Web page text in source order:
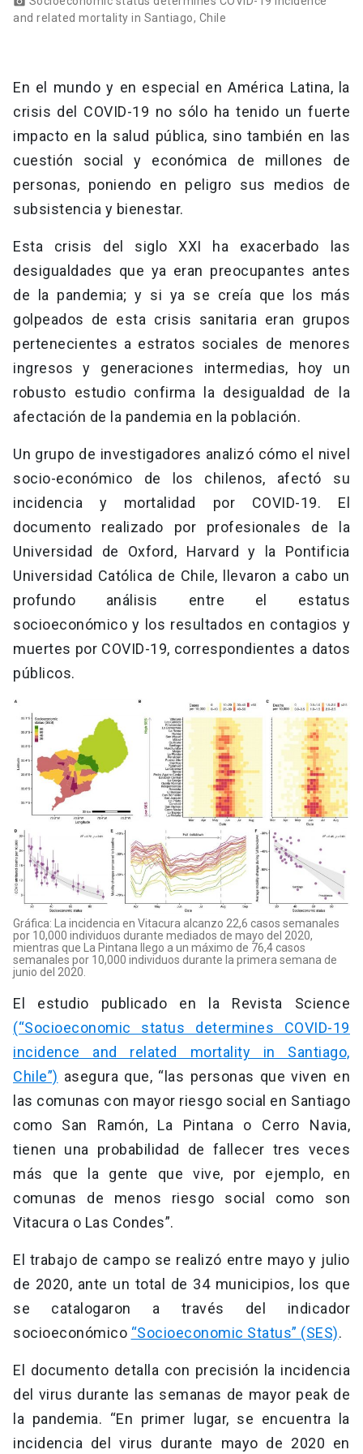
and related mortality in Santiago, Chile
En el mundo y en especial en América Latina, la
crisis del COVID-19 no sólo ha tenido un fuerte
impacto en la salud pública, sino también en las
cuestión social y económica de millones de
personas, poniendo en peligro sus medios de
subsistencia y bienestar.
Esta crisis del siglo XXI ha exacerbado las
desigualdades que ya eran preocupantes antes
de la pandemia; y si ya se creía que los más
golpeados de esta crisis sanitaria eran grupos
pertenecientes a estratos sociales de menores
ingresos y generaciones intermedias, hoy un
robusto estudio confirma la desigualdad de la
afectación de la pandemia en la población.
Un grupo de investigadores analizó cómo el nivel
socio-económico de los chilenos, afectó su
incidencia y mortalidad por COVID-19. El
documento realizado por profesionales de la
Universidad de Oxford, Harvard y la Pontificia
Universidad Católica de Chile, llevaron a cabo un
profundo análisis entre el estatus
socioeconómico y los resultados en contagios y
muertes por COVID-19, correspondientes a datos
públicos.
Gráfica: La incidencia en Vitacura alcanzo 22,6 casos semanales
por 10,000 individuos durante mediados de mayo del 2020,
mientras que La Pintana llego a un máximo de 76,4 casos
semanales por 10,000 individuos durante la primera semana de
junio del 2020.
El estudio publicado en la Revista Science
(“Socioeconomic status determines COVID-19
incidence and related mortality in Santiago,
Chile”) asegura que, “las personas que viven en
las comunas con mayor riesgo social en Santiago
como San Ramón, La Pintana o Cerro Navia,
tienen una probabilidad de fallecer tres veces
más que la gente que vive, por ejemplo, en
comunas de menos riesgo social como son
Vitacura o Las Condes”.
El trabajo de campo se realizó entre mayo y julio
de 2020, ante un total de 34 municipios, los que
se catalogaron a través del indicador
socioeconómico “Socioeconomic Status” (SES).
El documento detalla con precisión la incidencia
del virus durante las semanas de mayor peak de
la pandemia. “En primer lugar, se encuentra la
incidencia del virus durante mayo de 2020 en